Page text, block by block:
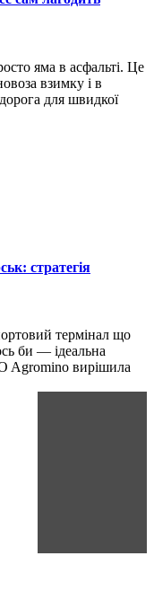
яма в асфальті. Це
взимку і в
для швидкої
стратегія
термінал що
би — ідеальна
Agromino вирішила